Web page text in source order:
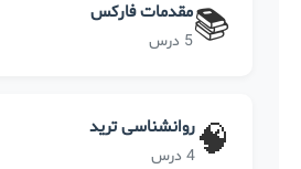
📚مقدمات فارکس
5 درس
🧠روانشناسی ترید
4 درس